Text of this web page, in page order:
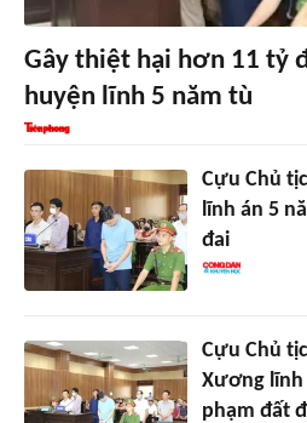
Gây thiệt hại hơn 11 tỷ
huyện lĩnh 5 năm tù
Cựu Chủ
lĩnh án 5
đai
Cựu Chủ
Xương lĩnh
phạm đất